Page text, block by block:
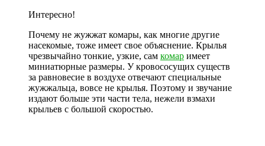
Интересно!
Почему не жужжат комары, как многие другие
насекомые, тоже имеет свое объяснение. Крылья
чрезвычайно тонкие, узкие, сам комар имеет
миниатюрные размеры. У кровососущих существ
за равновесие в воздухе отвечают специальные
жужжальца, вовсе не крылья. Поэтому и звучание
издают больше эти части тела, нежели взмахи
крыльев с большой скоростью.